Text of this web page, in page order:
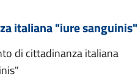
italiana "iure sanguinis"
di cittadinanza italiana